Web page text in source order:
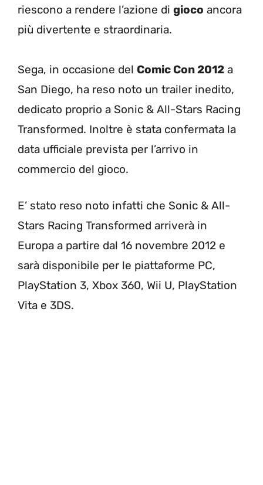
riescono a rendere l’azione di gioco ancora
più divertente e straordinaria.
Sega, in occasione del Comic Con 2012 a
San Diego, ha reso noto un trailer inedito,
dedicato proprio a Sonic & All-Stars Racing
Transformed. Inoltre è stata confermata la
data ufficiale prevista per l’arrivo in
commercio del gioco.
E’ stato reso noto infatti che Sonic & All-
Stars Racing Transformed arriverà in
Europa a partire dal 16 novembre 2012 e
sarà disponibile per le piattaforme PC,
PlayStation 3, Xbox 360, Wii U, PlayStation
Vita e 3DS.